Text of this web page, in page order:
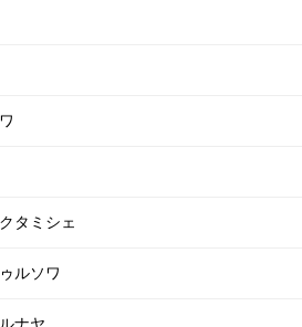
タミシェ
ルソワ